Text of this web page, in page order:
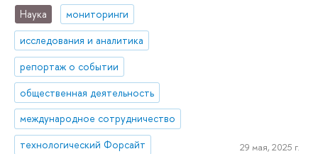
Наука
мониторинги
исследования и аналитика
репортаж о событии
общественная деятельность
международное сотрудничество
технологический Форсайт
29 мая, 2025 г.